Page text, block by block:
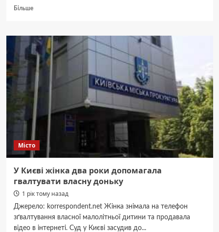
БільшеДокладніше
Києві
на
заслужений
відпочинок
провели
начальника
аварійно-
рятувальної
частини
Місто
У Києві жінка два роки допомагала
гвалтувати власну доньку
1 рік тому назад
Джерело: korrespondent.net Жінка знімала на телефон
зґвалтування власної малолітньої дитини та продавала
відео в інтернеті. Суд у Києві засудив до...